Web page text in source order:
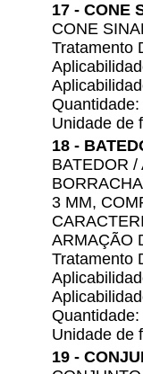
17 - CONE
CONE
Tratamento
Unidade de
18 -
BATEDOR
3 MM,
ARMAÇÃO
Tratamento
Unidade de
19 -